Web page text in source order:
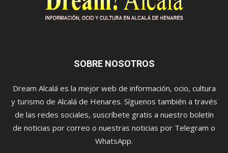
SOBRE NOSOTROS
Dream Alcalá es la mejor web de información, ocio, cultura
y turismo de Alcalá de Henares. Síguenos también a través
de las redes sociales, suscríbete gratis a nuestro boletín
de noticias por correo o nuestras noticias por Telegram o
WhatsApp.